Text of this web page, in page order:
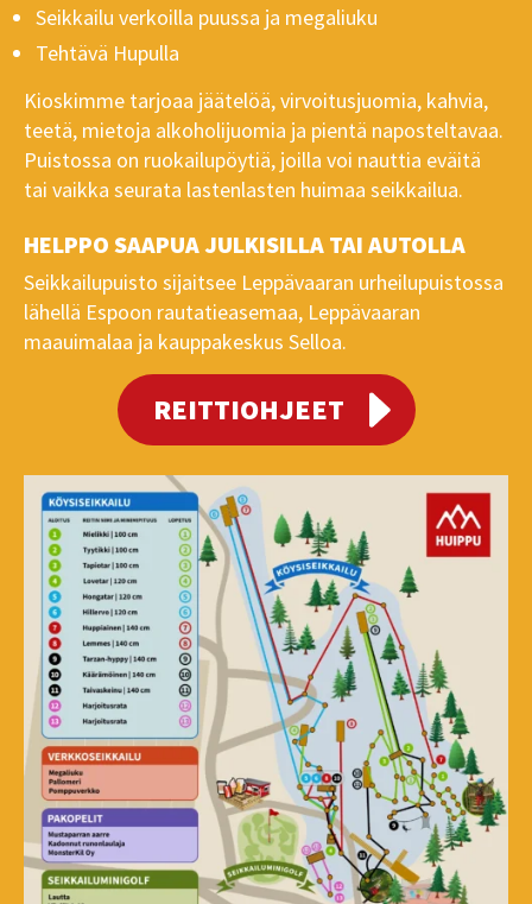
Seikkailu verkoilla puussa ja megaliuku
Tehtävä Hupulla
Kioskimme tarjoaa jäätelöä, virvoitusjuomia, kahvia,
teetä, mietoja alkoholijuomia ja pientä naposteltavaa.
Puistossa on ruokailupöytiä, joilla voi nauttia eväitä
tai vaikka seurata lastenlasten huimaa seikkailua.
HELPPO SAAPUA JULKISILLA TAI AUTOLLA
Seikkailupuisto sijaitsee Leppävaaran urheilupuistossa
lähellä Espoon rautatieasemaa, Leppävaaran
maauimalaa ja kauppakeskus Selloa.
REITTIOHJEET